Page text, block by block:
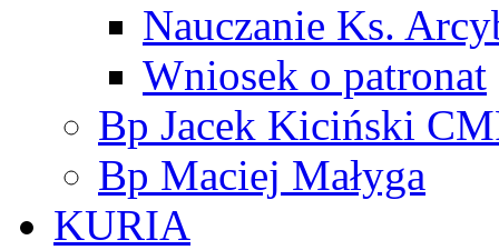
Nauczanie Ks.
Wniosek o patronat
Bp Jacek Kiciński
Bp Maciej Małyga
KURIA